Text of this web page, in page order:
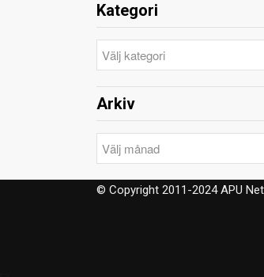
Kategori
Arkiv
© Copyright 2011-2024 APU